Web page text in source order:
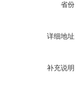
省份
详细地址
补充说明